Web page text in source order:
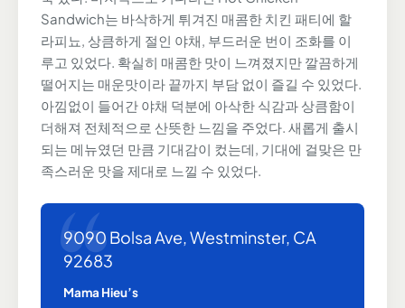
Sandwich는 바삭하게 튀겨진 매콤한 치킨 패티에 할
라피뇨, 상큼하게 절인 야채, 부드러운 번이 조화를 이
루고 있었다. 확실히 매콤한 맛이 느껴졌지만 깔끔하게
떨어지는 매운맛이라 끝까지 부담 없이 즐길 수 있었다.
아낌없이 들어간 야채 덕분에 아삭한 식감과 상큼함이
더해져 전체적으로 산뜻한 느낌을 주었다. 새롭게 출시
되는 메뉴였던 만큼 기대감이 컸는데, 기대에 걸맞은 만
족스러운 맛을 제대로 느낄 수 있었다.
9090 Bolsa Ave, Westminster, CA
92683
Mama Hieu’s